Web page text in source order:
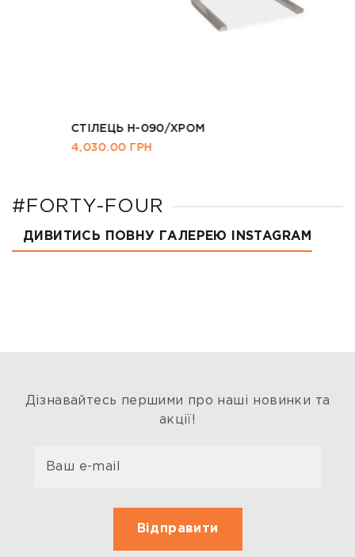
СТІЛЕЦЬ H-090/ХРОМ
ГРН
#FORTY-FOUR
ДИВИТИСЬ ПОВНУ ГАЛЕРЕЮ INSTAGRAM
Дізнавайтесь першими про наші новинки та
акції!